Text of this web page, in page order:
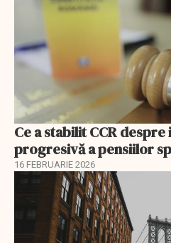
Ce a stabilit CCR
progresivă a pensiilor
16 FEBRUARIE 2026